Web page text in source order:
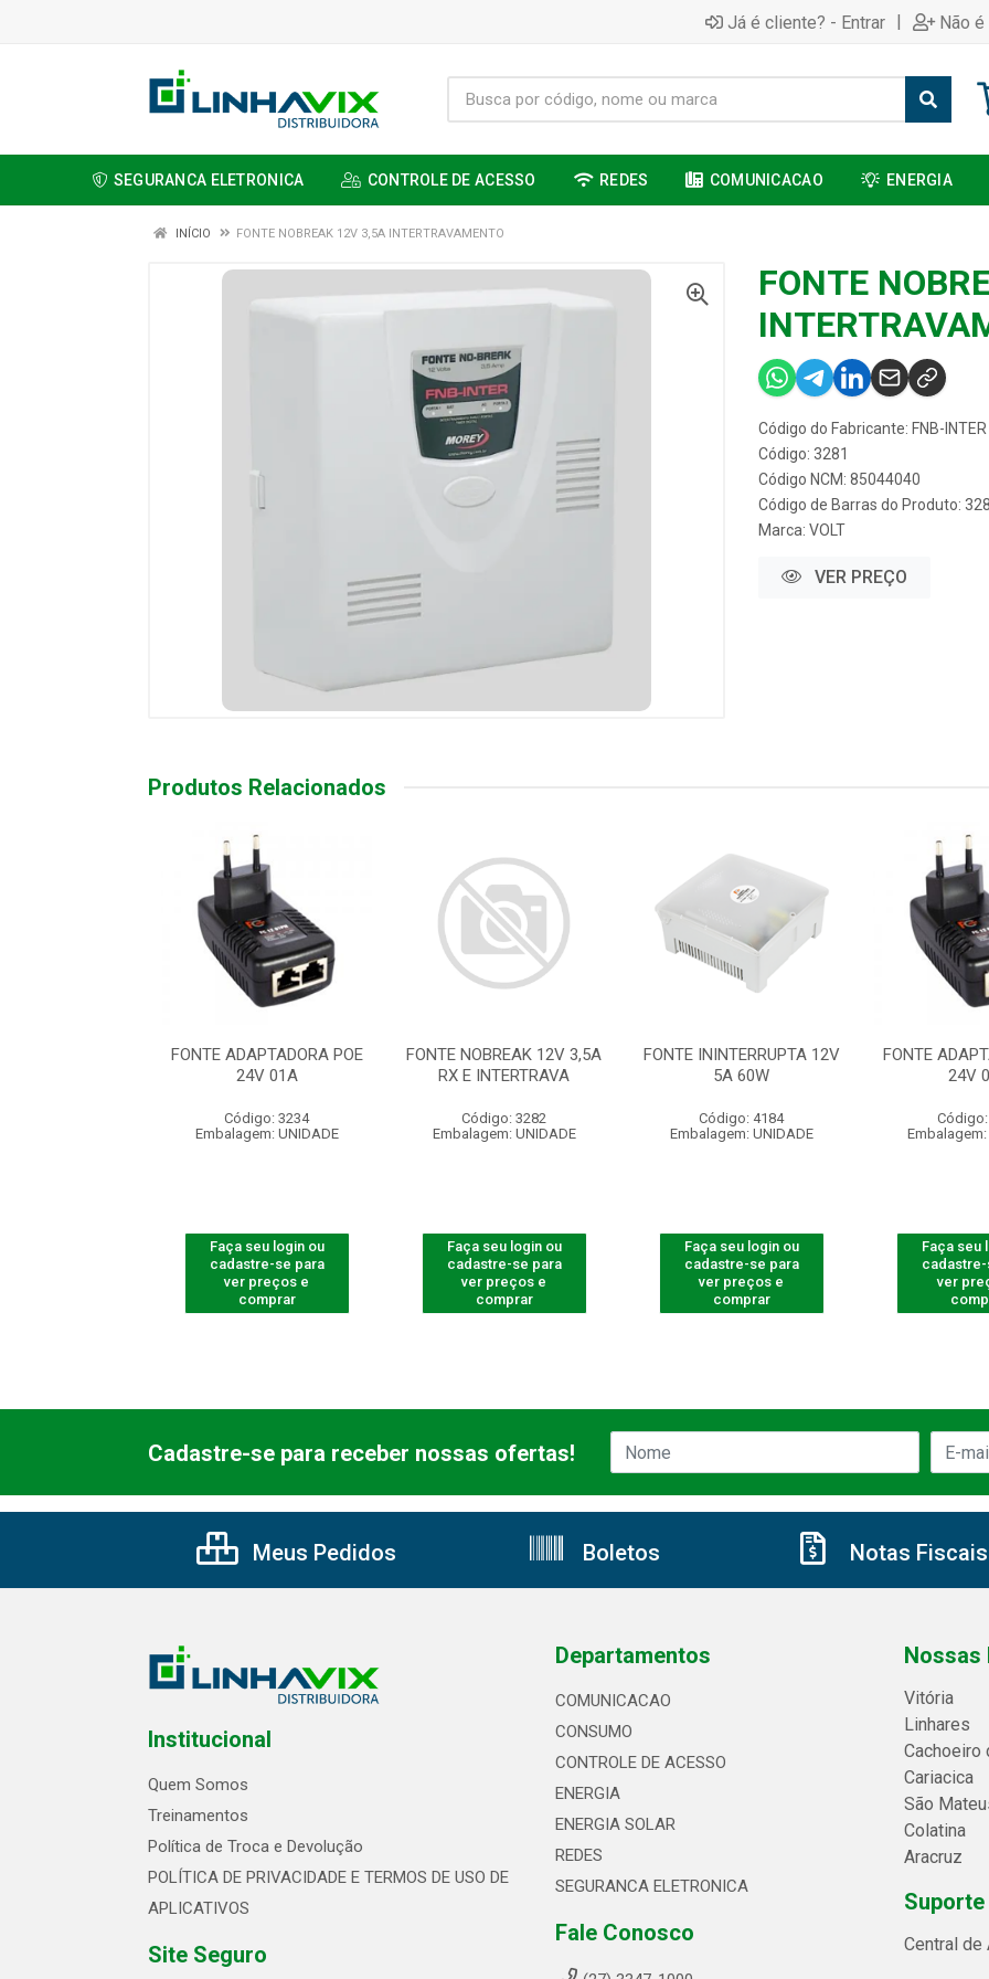
Já é cliente? - Entrar | Não
SEGURANCA ELETRONICA CONTROLE DE ACESSO REDES COMUNICACAO ENERGIA
INÍCIO FONTE NOBREAK 12V 3,5A INTERTRAVAMENTO
FONTE
Código do Fabricante: FNB-INTER
Código: 3281
Código NCM: 85044040
Código de Barras do Produto:
Marca: VOLT
VER PREÇO
Produtos Relacionados
FONTE ADAPTADORA POE
24V 01A
Código: 3234
Embalagem: UNIDADE
Faça seu login ou
cadastre-se para
ver preços e
comprar
FONTE NOBREAK 12V 3,5A
RX E INTERTRAVA
Código: 3282
Embalagem: UNIDADE
Faça seu login ou
cadastre-se para
ver preços e
comprar
FONTE ININTERRUPTA 12V
5A 60W
Código: 4184
Embalagem: UNIDADE
Faça seu login ou
cadastre-se para
ver preços e
comprar
FONTE
24V
Embalagem:
Faça seu
ver
Cadastre-se para receber nossas ofertas!
Meus Pedidos Boletos Notas Fiscais
Institucional
Quem Somos
Treinamentos
Política de Troca e Devolução
POLÍTICA DE PRIVACIDADE E TERMOS DE USO DE
APLICATIVOS
Site Seguro
Departamentos
COMUNICACAO
CONSUMO
CONTROLE DE ACESSO
ENERGIA
ENERGIA SOLAR
REDES
SEGURANCA ELETRONICA
Fale Conosco
Nossas
Vitória
Linhares
Cachoeiro
Cariacica
São
Colatina
Aracruz
Central de